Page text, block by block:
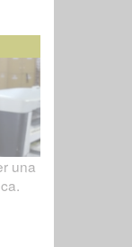
una